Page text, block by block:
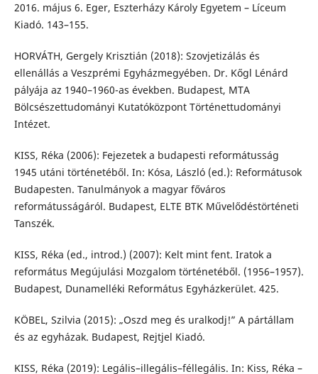
2016. május 6. Eger, Eszterházy Károly Egyetem – Líceum
Kiadó. 143–155.
HORVÁTH, Gergely Krisztián (2018): Szovjetizálás és
ellenállás a Veszprémi Egyházmegyében. Dr. Kőgl Lénárd
pályája az 1940–1960-as években. Budapest, MTA
Bölcsészettudományi Kutatóközpont Történettudományi
Intézet.
KISS, Réka (2006): Fejezetek a budapesti reformátusság
1945 utáni történetéből. In: Kósa, László (ed.): Reformátusok
Budapesten. Tanulmányok a magyar főváros
reformátusságáról. Budapest, ELTE BTK Művelődéstörténeti
Tanszék.
KISS, Réka (ed., introd.) (2007): Kelt mint fent. Iratok a
református Megújulási Mozgalom történetéből. (1956–1957).
Budapest, Dunamelléki Református Egyházkerület. 425.
KÖBEL, Szilvia (2015): „Oszd meg és uralkodj!” A pártállam
és az egyházak. Budapest, Rejtjel Kiadó.
KISS, Réka (2019): Legális–illegális–féllegális. In: Kiss, Réka –